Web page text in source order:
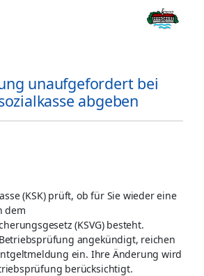
unaufgefordert bei
abgeben
(KSK) prüft, ob für Sie wieder eine
dem
(KSVG) besteht.
angekündigt, reichen
ein. Ihre Änderung wird
berücksichtigt.